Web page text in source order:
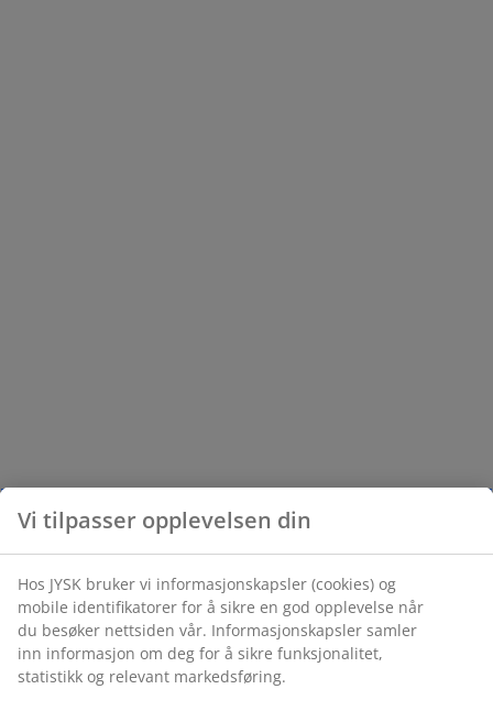
Vi tilpasser opplevelsen din
Hos JYSK bruker vi informasjonskapsler (cookies) og
mobile identifikatorer for å sikre en god opplevelse når
du besøker nettsiden vår. Informasjonskapsler samler
inn informasjon om deg for å sikre funksjonalitet,
statistikk og relevant markedsføring.